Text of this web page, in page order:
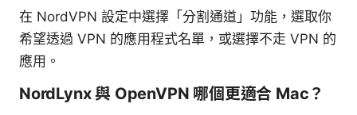
在 NordVPN 設定中選擇「分割通道」功能，選取你
希望透過 VPN 的應用程式名單，或選擇不走 VPN 的
應用。
NordLynx 與 OpenVPN 哪個更適合 Mac？